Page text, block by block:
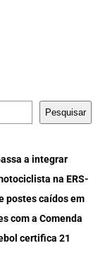
Pesquisar
a integrar
na ERS-
postes caídos em
com a Comenda
certifica 21